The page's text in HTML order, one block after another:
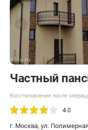
Частный
Восстановление после
4.0
г. Москва, ул.